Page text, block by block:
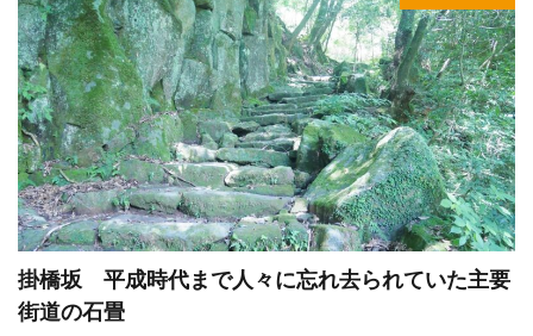
掛橋坂 平成時代まで人々に忘れ去られていた主要
街道の石畳